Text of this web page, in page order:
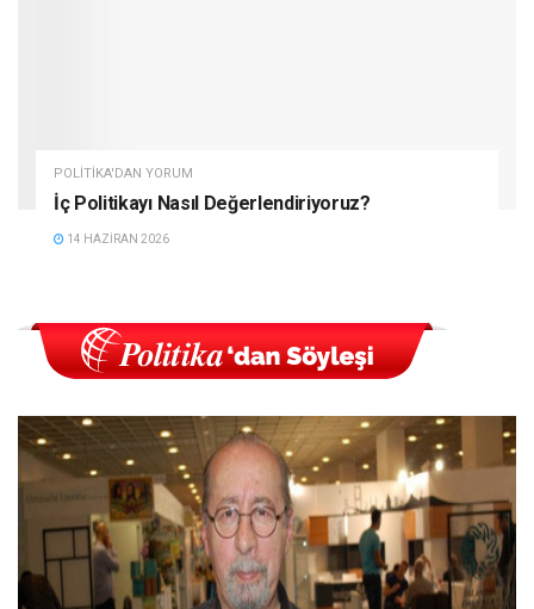
POLITIKA'DAN YORUM
İç Politikayı Nasıl Değerlendiriyoruz?
14 HAZIRAN 2026